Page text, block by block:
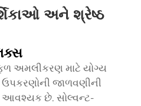
અને શ્રેષ્ઠ
અમલીકરણ માટે યોગ્ય
જાળવણીની
આવશ્યક છે. સોલ્વન્ટ-